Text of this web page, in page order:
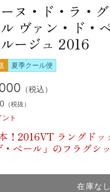
ーヌ・ド・ラ・
ヴァン・ド・
ージュ 2016
夏季クール便
（税込）
（税抜）
ント
！2016VT ラングド
・ペール」のフラグシ
在庫なし